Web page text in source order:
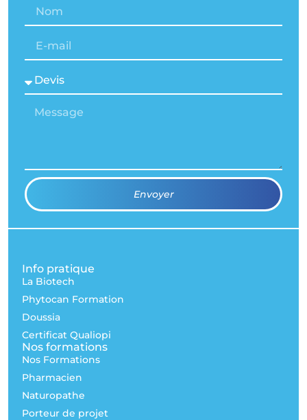
Envoyer
Info pratique
La Biotech
Phytocan Formation
Doussia
Certificat Qualiopi
Nos formations
Nos Formations
Pharmacien
Naturopathe
Porteur de projet